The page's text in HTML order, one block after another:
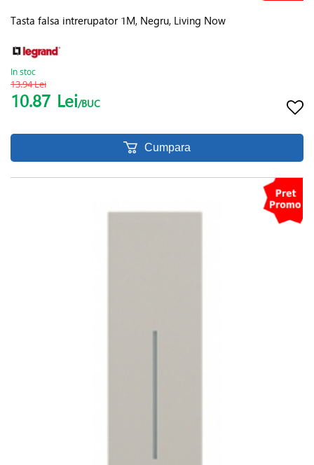
Tasta falsa intrerupator 1M, Negru, Living Now
In stoc
13.94 Lei
10.87 Lei/BUC
Cumpara